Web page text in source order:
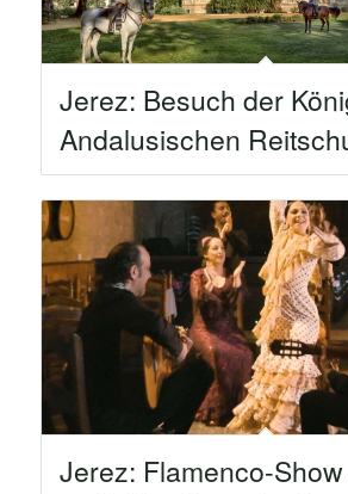
Jerez: Besuch der
Andalusischen
Jerez: Flamenco-